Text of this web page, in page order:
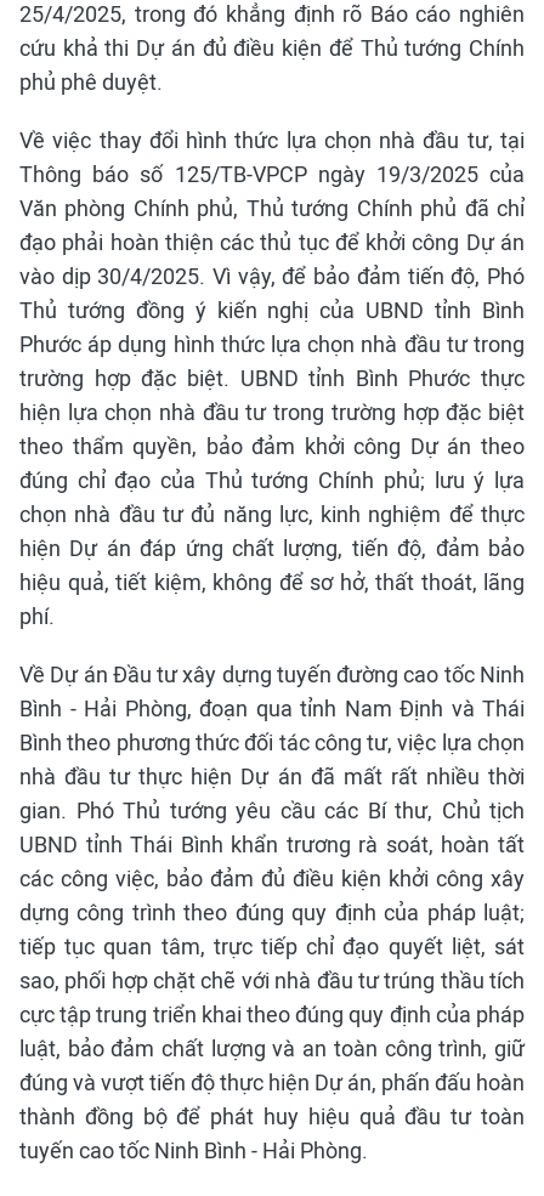
25/4/2025, trong đó khẳng định rõ Báo cáo nghiên
cứu khả thi Dự án đủ điều kiện để Thủ tướng Chính
phủ phê duyệt.
Về việc thay đổi hình thức lựa chọn nhà đầu tư, tại
Thông báo số 125/TB-VPCP ngày 19/3/2025 của
Văn phòng Chính phủ, Thủ tướng Chính phủ đã chỉ
đạo phải hoàn thiện các thủ tục để khởi công Dự án
vào dịp 30/4/2025. Vì vậy, để bảo đảm tiến độ, Phó
Thủ tướng đồng ý kiến nghị của UBND tỉnh Bình
Phước áp dụng hình thức lựa chọn nhà đầu tư trong
trường hợp đặc biệt. UBND tỉnh Bình Phước thực
hiện lựa chọn nhà đầu tư trong trường hợp đặc biệt
theo thẩm quyền, bảo đảm khởi công Dự án theo
đúng chỉ đạo của Thủ tướng Chính phủ; lưu ý lựa
chọn nhà đầu tư đủ năng lực, kinh nghiệm để thực
hiện Dự án đáp ứng chất lượng, tiến độ, đảm bảo
hiệu quả, tiết kiệm, không để sơ hở, thất thoát, lãng
phí.
Về Dự án Đầu tư xây dựng tuyến đường cao tốc Ninh
Bình - Hải Phòng, đoạn qua tỉnh Nam Định và Thái
Bình theo phương thức đối tác công tư, việc lựa chọn
nhà đầu tư thực hiện Dự án đã mất rất nhiều thời
gian. Phó Thủ tướng yêu cầu các Bí thư, Chủ tịch
UBND tỉnh Thái Bình khẩn trương rà soát, hoàn tất
các công việc, bảo đảm đủ điều kiện khởi công xây
dựng công trình theo đúng quy định của pháp luật;
tiếp tục quan tâm, trực tiếp chỉ đạo quyết liệt, sát
sao, phối hợp chặt chẽ với nhà đầu tư trúng thầu tích
cực tập trung triển khai theo đúng quy định của pháp
luật, bảo đảm chất lượng và an toàn công trình, giữ
đúng và vượt tiến độ thực hiện Dự án, phấn đấu hoàn
thành đồng bộ để phát huy hiệu quả đầu tư toàn
tuyến cao tốc Ninh Bình - Hải Phòng.